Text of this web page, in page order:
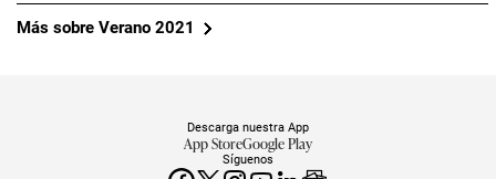
Más sobre Verano 2021
Síguenos
Descarga nuestra App
App StoreGoogle Play